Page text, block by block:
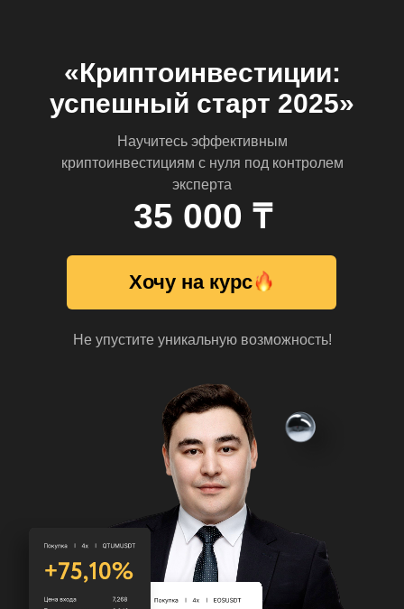
«Криптоинвестиции:
успешный старт 2025»
Научитесь эффективным
криптоинвестициям с нуля под контролем
эксперта
35 000 ₸
Не упустите уникальную возможность!
Хочу на курс